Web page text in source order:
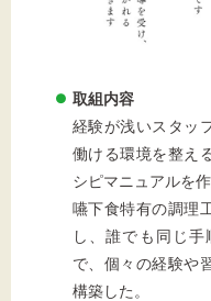
取組内容
経験が浅いスタッ
働ける環境を整え
シピマニュアルを作
嚥下食特有の調理
し、誰でも同じ
で、個々の経験や
構築した。